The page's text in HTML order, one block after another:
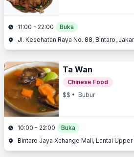
11:00 - 22:00
Buka
Jl. Kesehatan Raya No. 88, Bintaro,
Ta Wan
Chinese Food
$$ • Bubur
10:00 - 22:00
Buka